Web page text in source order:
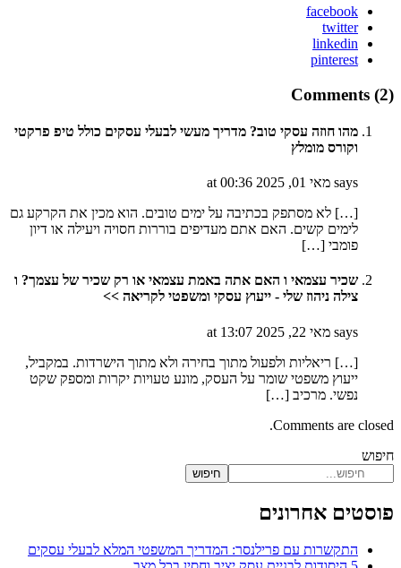
facebook
twitter
linkedin
pinterest
Comments (2)
מהו חוזה עסקי טוב? מדריך מעשי לבעלי עסקים כולל טיפ פרקטי
וקורס מומלץ
says מאי 01, 2025 at 00:36
[…] לא מסתפק בכתיבה על ימים טובים. הוא מכין את הקרקע גם
לימים קשים. האם אתם מעדיפים בוררות חסויה ויעילה או דיון
פומבי […]
שכיר עצמאי ו האם אתה באמת עצמאי או רק שכיר של עצמך? ו
צילה ניהוז שלי - ייעוץ עסקי ומשפטי לקריאה >>
says מאי 22, 2025 at 13:07
[…] ריאליות ולפעול מתוך בחירה ולא מתוך הישרדות. במקביל,
ייעוץ משפטי שומר על העסק, מונע טעויות יקרות ומספק שקט
נפשי. מרכיב […]
Comments are closed.
חיפוש
חיפוש
פוסטים אחרונים
התקשרות עם פרילנסר: המדריך המשפטי המלא לבעלי עסקים